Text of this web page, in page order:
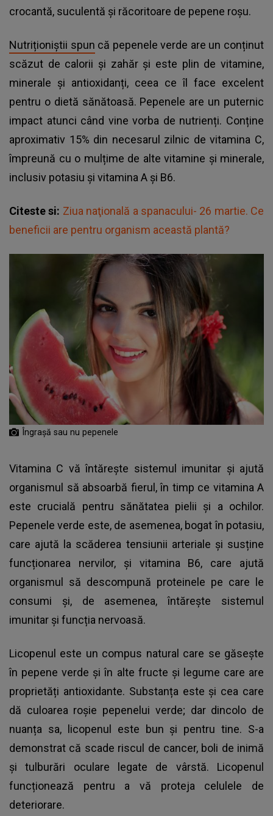
crocantă, suculentă și răcoritoare de pepene roșu.
Nutriționiștii spun că pepenele verde are un conținut
scăzut de calorii și zahăr și este plin de vitamine,
minerale și antioxidanți, ceea ce îl face excelent
pentru o dietă sănătoasă. Pepenele are un puternic
impact atunci când vine vorba de nutrienți. Conține
aproximativ 15% din necesarul zilnic de vitamina C,
împreună cu o mulțime de alte vitamine și minerale,
inclusiv potasiu și vitamina A și B6.
Citeste si: Ziua naţională a spanacului- 26 martie. Ce
beneficii are pentru organism această plantă?
Îngraşă sau nu pepenele
Vitamina C vă întărește sistemul imunitar și ajută
organismul să absoarbă fierul, în timp ce vitamina A
este crucială pentru sănătatea pielii și a ochilor.
Pepenele verde este, de asemenea, bogat în potasiu,
care ajută la scăderea tensiunii arteriale și susține
funcționarea nervilor, și vitamina B6, care ajută
organismul să descompună proteinele pe care le
consumi și, de asemenea, întărește sistemul
imunitar și funcția nervoasă.
Licopenul este un compus natural care se găsește
în pepene verde și în alte fructe și legume care are
proprietăți antioxidante. Substanța este și cea care
dă culoarea roșie pepenelui verde; dar dincolo de
nuanța sa, licopenul este bun și pentru tine. S-a
demonstrat că scade riscul de cancer, boli de inimă
și tulburări oculare legate de vârstă. Licopenul
funcționează pentru a vă proteja celulele de
deteriorare.